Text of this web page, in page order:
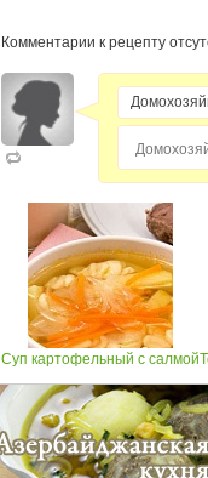
Комментарии к рецепту
Суп картофельный с салмой